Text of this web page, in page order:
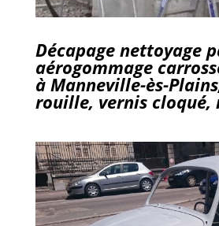
Décapage nettoyage
aérogommage
à Manneville-ès-
rouille, vernis cloqué,